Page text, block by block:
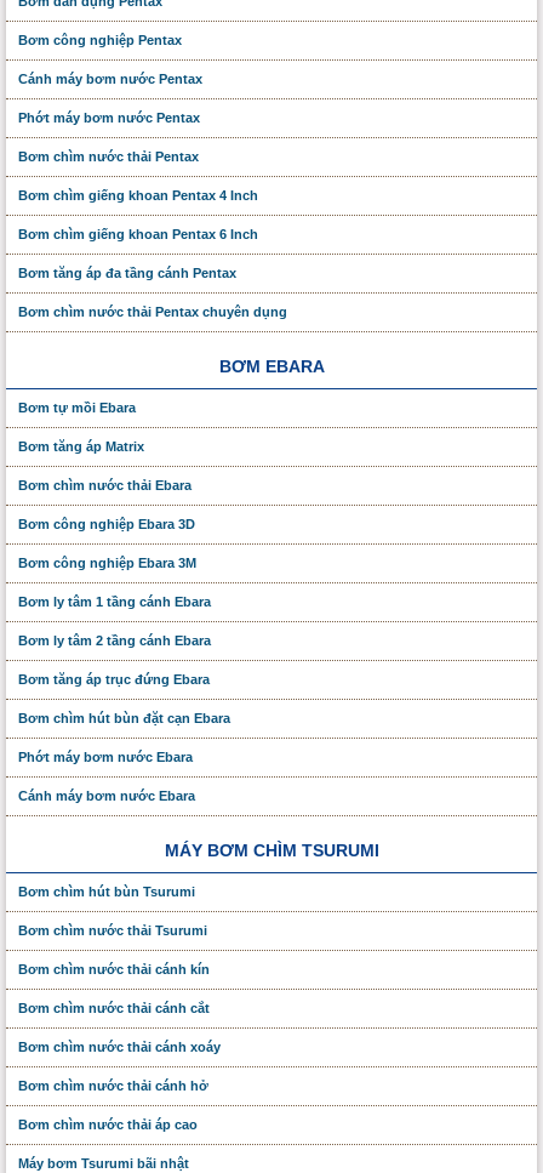
Bơm công nghiệp Pentax
Cánh máy bơm nước Pentax
Phớt máy bơm nước Pentax
Bơm chìm nước thải Pentax
Bơm chìm giếng khoan Pentax 4 Inch
Bơm chìm giếng khoan Pentax 6 Inch
Bơm tăng áp đa tầng cánh Pentax
Bơm chìm nước thải Pentax chuyên dụng
BƠM EBARA
Bơm tự mồi Ebara
Bơm tăng áp Matrix
Bơm chìm nước thải Ebara
Bơm công nghiệp Ebara 3D
Bơm công nghiệp Ebara 3M
Bơm ly tâm 1 tầng cánh Ebara
Bơm ly tâm 2 tầng cánh Ebara
Bơm tăng áp trục đứng Ebara
Bơm chìm hút bùn đặt cạn Ebara
Phớt máy bơm nước Ebara
Cánh máy bơm nước Ebara
MÁY BƠM CHÌM TSURUMI
Bơm chìm hút bùn Tsurumi
Bơm chìm nước thải Tsurumi
Bơm chìm nước thải cánh kín
Bơm chìm nước thải cánh cắt
Bơm chìm nước thải cánh xoáy
Bơm chìm nước thải cánh hở
Bơm chìm nước thải áp cao
Máy bơm Tsurumi bãi nhật